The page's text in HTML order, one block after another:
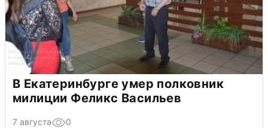
В Екатеринбурге умер полковник
милиции Феликс Васильев
7 августа 0